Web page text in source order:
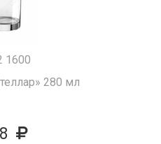
1600
280 мл